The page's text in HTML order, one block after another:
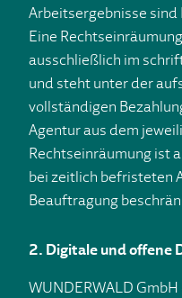
Arbeitsergebnisse sind
Eine
ausschließlich im
und steht unter der
vollständigen
Agentur aus dem
Rechtseinräumung ist
bei zeitlich befristeten
Beauftragung
2. Digitale und offene
WUNDERWALD